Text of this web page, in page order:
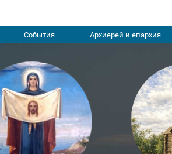
События Архиерей и епархия